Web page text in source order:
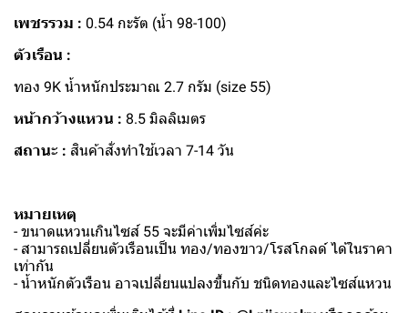
เพชรรวม : 0.54 กะรัต (น้ำ 98-100)
ตัวเรือน :
ทอง 9K น้ำหนักประมาณ 2.7 กรัม (size 55)
หน้ากว้างแหวน : 8.5 มิลลิเมตร
สถานะ : สินค้าสั่งทำใช้เวลา 7-14 วัน
หมายเหตุ
- ขนาดแหวนเกินไซส์ 55 จะมีค่าเพิ่มไซส์ค่ะ
- สามารถเปลี่ยนตัวเรือนเป็น ทอง/ทองขาว/โรสโกลด์ ได้ในราคา
เท่ากัน
- น้ำหนักตัวเรือน อาจเปลี่ยนแปลงขึ้นกับ ชนิดทองและไซส์แหวน